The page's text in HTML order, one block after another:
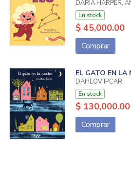
DARIA HARPER,
En stock
$ 45,000.00
Comprar
EL GATO EN LA
DAHLOV IPCAR
En stock
$ 130,000.00
Comprar